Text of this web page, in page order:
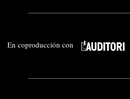
En coproducción con